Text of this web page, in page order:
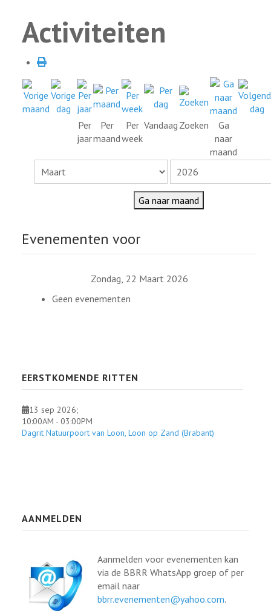
Activiteiten
Per
jaar
Per
maand
Per
week
Vandaag Zoeken
Ga
naar
maand
Ga naar maand
Evenementen voor
Zondag, 22 Maart 2026
Geen evenementen
EERSTKOMENDE RITTEN
13 sep 2026;
10:00AM -03:00PM
Dagrit Natuurpoort van Loon, Loon op Zand (Brabant)
AANMELDEN
Aanmelden voor evenementen kan
via de BBRR WhatsApp groep of per
email naar
bbrr.evenementen@yahoo.com.